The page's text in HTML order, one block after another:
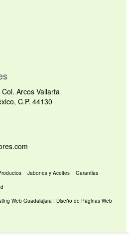
Arcos Vallarta
C.P. 44130
Jabones y Aceites
Garantias
Web Guadalajara | Diseño de Páginas Web